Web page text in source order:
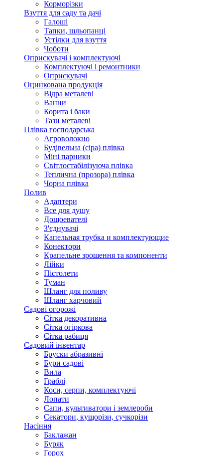
Корморізки
Взуття для саду та дачі
Галоші
Тапки, шльопанці
Устілки для взуття
Чоботи
Оприскувачі і комплектуючі
Комплектуючі і ремонтники
Оприскувачі
Оцинкована продукція
Відра металеві
Ванни
Корита і баки
Тази металеві
Плівка господарська
Агроволокно
Будівельна (сіра) плівка
Міні парники
Світлостабілізуюча плівка
Теплична (прозора) плівка
Чорна плівка
Полив
Адаптери
Все для душу
Дощоевателі
З'єднувачі
Капельная трубка и комплектующие
Конектори
Крапельне зрошення та компоненти
Лійки
Пістолети
Туман
Шланг для поливу
Шланг харчовий
Садові огорожі
Сітка декоративна
Сітка огіркова
Сітка рабиця
Садовий інвентар
Бруски абразивні
Бури садові
Вила
Граблі
Коси, серпи, комплектуючі
Лопати
Сапи, культиватори і землероби
Секатори, кущорізи, сучкорізи
Насіння
Баклажан
Буряк
Горох